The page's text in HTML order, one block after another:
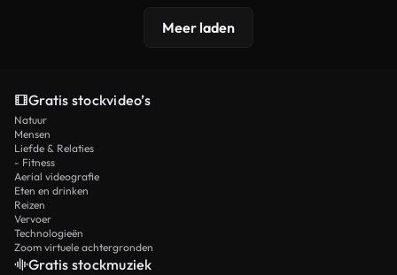
Meer laden
Gratis stockvideo’s
Natuur
Mensen
Liefde & Relaties
- Fitness
Aerial videografie
Eten en drinken
Reizen
Vervoer
Technologieën
Zoom virtuele achtergronden
Gratis stockmuziek